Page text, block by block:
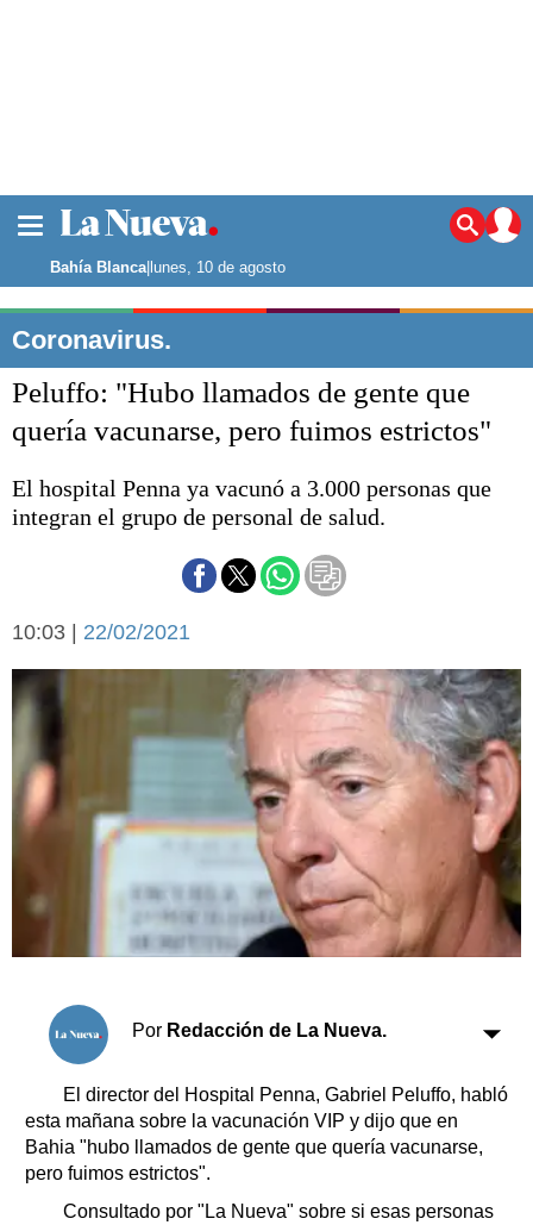
Noticias
La ciudad
Punta Alta
El mundo
Seguridad
Deportes
Escenario Olímpico
Liga del Sur
Fútbol
Cines
Economía y campo
Economía y finanzas
Con el campo
Espacio empresas
Sociedad y tiempo
libre
Sociedad
Tecnología
Turismo
Salud
Es viral
Cartón Lleno
Fúnebres
Horóscopo
Suplementos
Servicios
Transportes
Bahía Blanca|lunes, 10 de agosto
Coronavirus.
Peluffo: "Hubo llamados de gente que
quería vacunarse, pero fuimos estrictos"
El hospital Penna ya vacunó a 3.000 personas que
integran el grupo de personal de salud.
10:03 | 22/02/2021
Por Redacción de La Nueva.
El director del Hospital Penna, Gabriel Peluffo, habló
esta mañana sobre la vacunación VIP y dijo que en
Bahia "hubo llamados de gente que quería vacunarse,
pero fuimos estrictos".
Consultado por "La Nueva" sobre si esas personas